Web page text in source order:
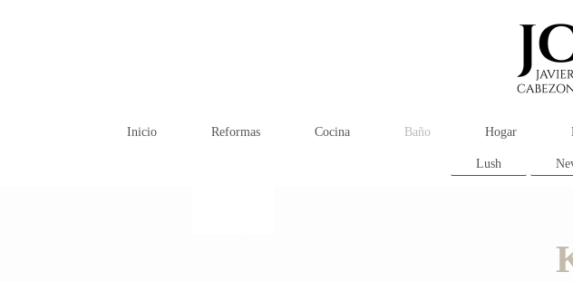
Inicio Reformas Cocina Baño Hogar
Lush